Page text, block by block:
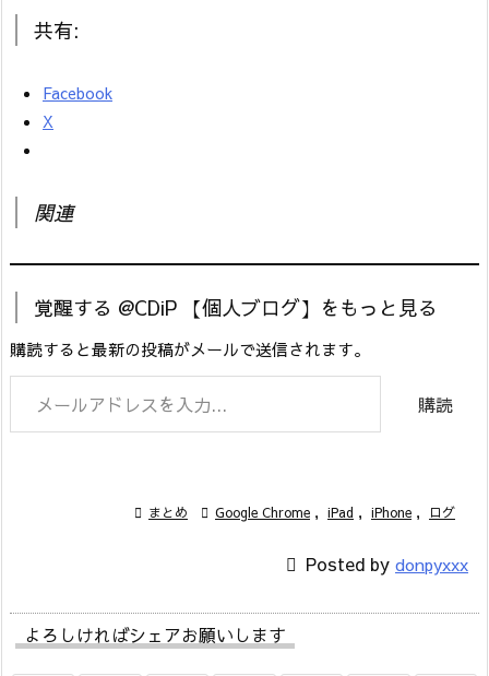
共有:
Facebook
X
関連
覚醒する @CDiP 【個人ブログ】をもっと見る
購読すると最新の投稿がメールで送信されます。
メールアドレスを入力...
購読
 まとめ  Google Chrome , iPad , iPhone , ログ
 Posted by donpyxxx
よろしければシェアお願いします